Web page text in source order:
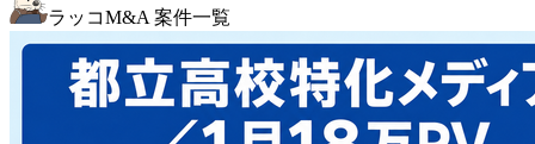
ラッコM&A 案件一覧